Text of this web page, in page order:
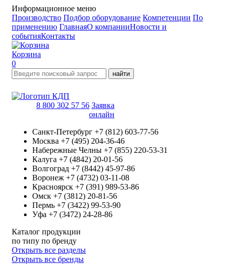
Информационное меню
Производство Подбор оборудование Компетенции По
применению ГлавнаяО компанииНовости и
событияКонтакты
Корзина
0
найти
8 800 302 57 56 Заявка
онлайн
Санкт-Петербург +7 (812) 603-77-56
Москва +7 (495) 204-36-46
Набережные Челны +7 (855) 220-53-31
Калуга +7 (4842) 20-01-56
Волгоград +7 (8442) 45-97-86
Воронеж +7 (4732) 03-11-08
Красноярск +7 (391) 989-53-86
Омск +7 (3812) 20-81-56
Пермь +7 (3422) 99-53-90
Уфа +7 (3472) 24-28-86
Каталог продукции
по типу по бренду
Открыть все разделы
Открыть все бренды